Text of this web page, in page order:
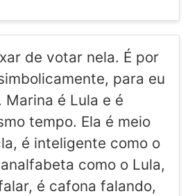
de votar nela. É por
para eu
Marina é Lula e é
tempo. Ela é meio
é inteligente como o
como o Lula,
é cafona falando,